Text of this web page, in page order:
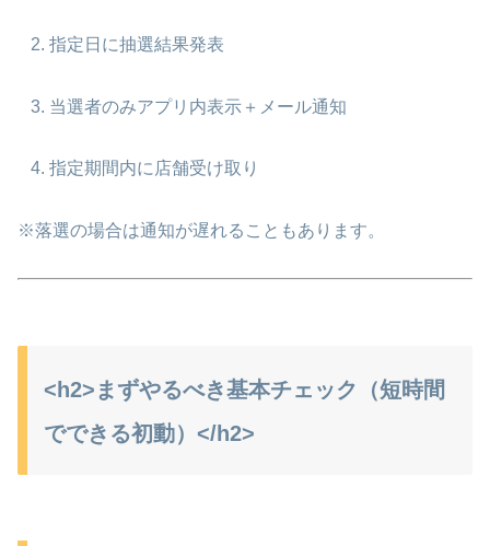
指定日に抽選結果発表
当選者のみアプリ内表示＋メール通知
指定期間内に店舗受け取り
※落選の場合は通知が遅れることもあります。
<h2>まずやるべき基本チェック（短時間
でできる初動）</h2>